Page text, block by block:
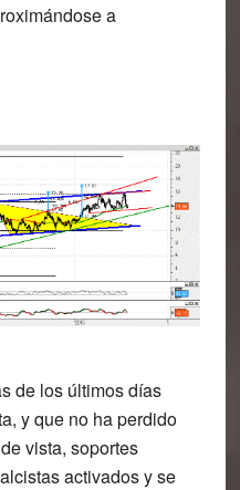
a
de los últimos días
y que no ha perdido
vista, soportes
activados y se